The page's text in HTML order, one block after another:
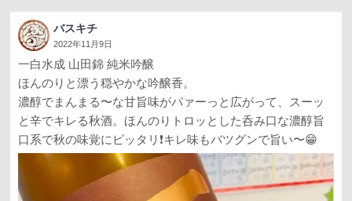
バスキチ
2022年11月9日
一白水成 山田錦 純米吟醸
ほんのりと漂う穏やかな吟醸香。
濃醇でまんまる〜な甘旨味がパァーっと広がって、スーッ
と辛でキレる秋酒。ほんのりトロッとした呑み口な濃醇旨
口系で秋の味覚にピッタリ❗️キレ味もバツグンで旨い〜😁